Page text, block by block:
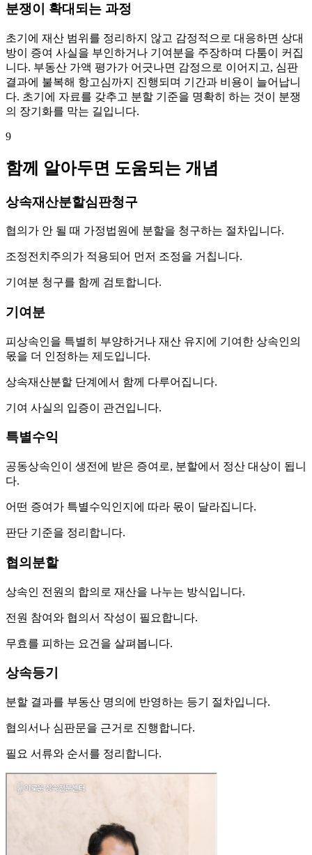
분쟁이 확대되는 과정
초기에 재산 범위를 정리하지 않고 감정적으로 대응하면 상대
방이 증여 사실을 부인하거나 기여분을 주장하며 다툼이 커집
니다. 부동산 가액 평가가 어긋나면 감정으로 이어지고, 심판
결과에 불복해 항고심까지 진행되며 기간과 비용이 늘어납니
다. 초기에 자료를 갖추고 분할 기준을 명확히 하는 것이 분쟁
의 장기화를 막는 길입니다.
9
함께 알아두면 도움되는 개념
상속재산분할심판청구
협의가 안 될 때 가정법원에 분할을 청구하는 절차입니다.
조정전치주의가 적용되어 먼저 조정을 거칩니다.
기여분 청구를 함께 검토합니다.
기여분
피상속인을 특별히 부양하거나 재산 유지에 기여한 상속인의
몫을 더 인정하는 제도입니다.
상속재산분할 단계에서 함께 다루어집니다.
기여 사실의 입증이 관건입니다.
특별수익
공동상속인이 생전에 받은 증여로, 분할에서 정산 대상이 됩니
다.
어떤 증여가 특별수익인지에 따라 몫이 달라집니다.
판단 기준을 정리합니다.
협의분할
상속인 전원의 합의로 재산을 나누는 방식입니다.
전원 참여와 협의서 작성이 필요합니다.
무효를 피하는 요건을 살펴봅니다.
상속등기
분할 결과를 부동산 명의에 반영하는 등기 절차입니다.
협의서나 심판문을 근거로 진행합니다.
필요 서류와 순서를 정리합니다.